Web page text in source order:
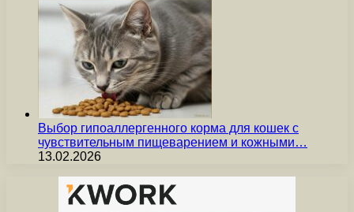
Выбор гипоаллергенного корма для кошек с
чувствительным пищеварением и кожными…
13.02.2026